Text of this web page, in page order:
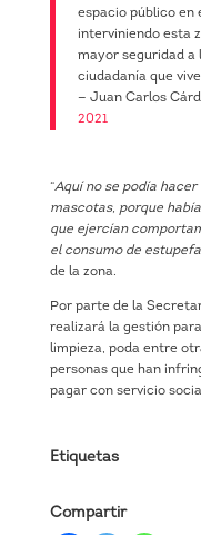
espacio público en
interviniendo esta
mayor seguridad a
ciudadanía que
— Juan Carlos
2021
“Aquí no se podía
mascotas, porque
que ejercían
el consumo de
de la zona.
Por parte de la
realizará la gestión
limpieza, poda entre
personas que han
pagar con servicio
Etiquetas
Compartir